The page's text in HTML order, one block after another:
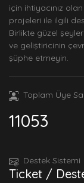
için ihtiyacınız
projeleri ile ilgili
Birlikte güzel
ve geliştiricinin
şüphe etmeyin.
Toplam Üye
11053
Destek Sistemi
Ticket /